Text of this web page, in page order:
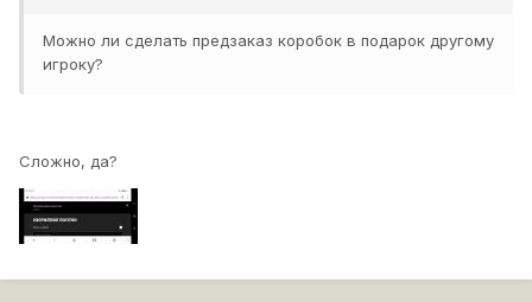
Можно ли сделать предзаказ коробок в подарок другому
игроку?
Сложно, да?